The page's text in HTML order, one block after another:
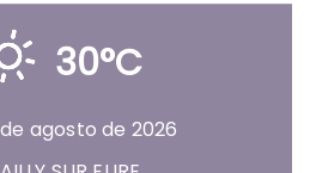
30°C
de agosto de 2026